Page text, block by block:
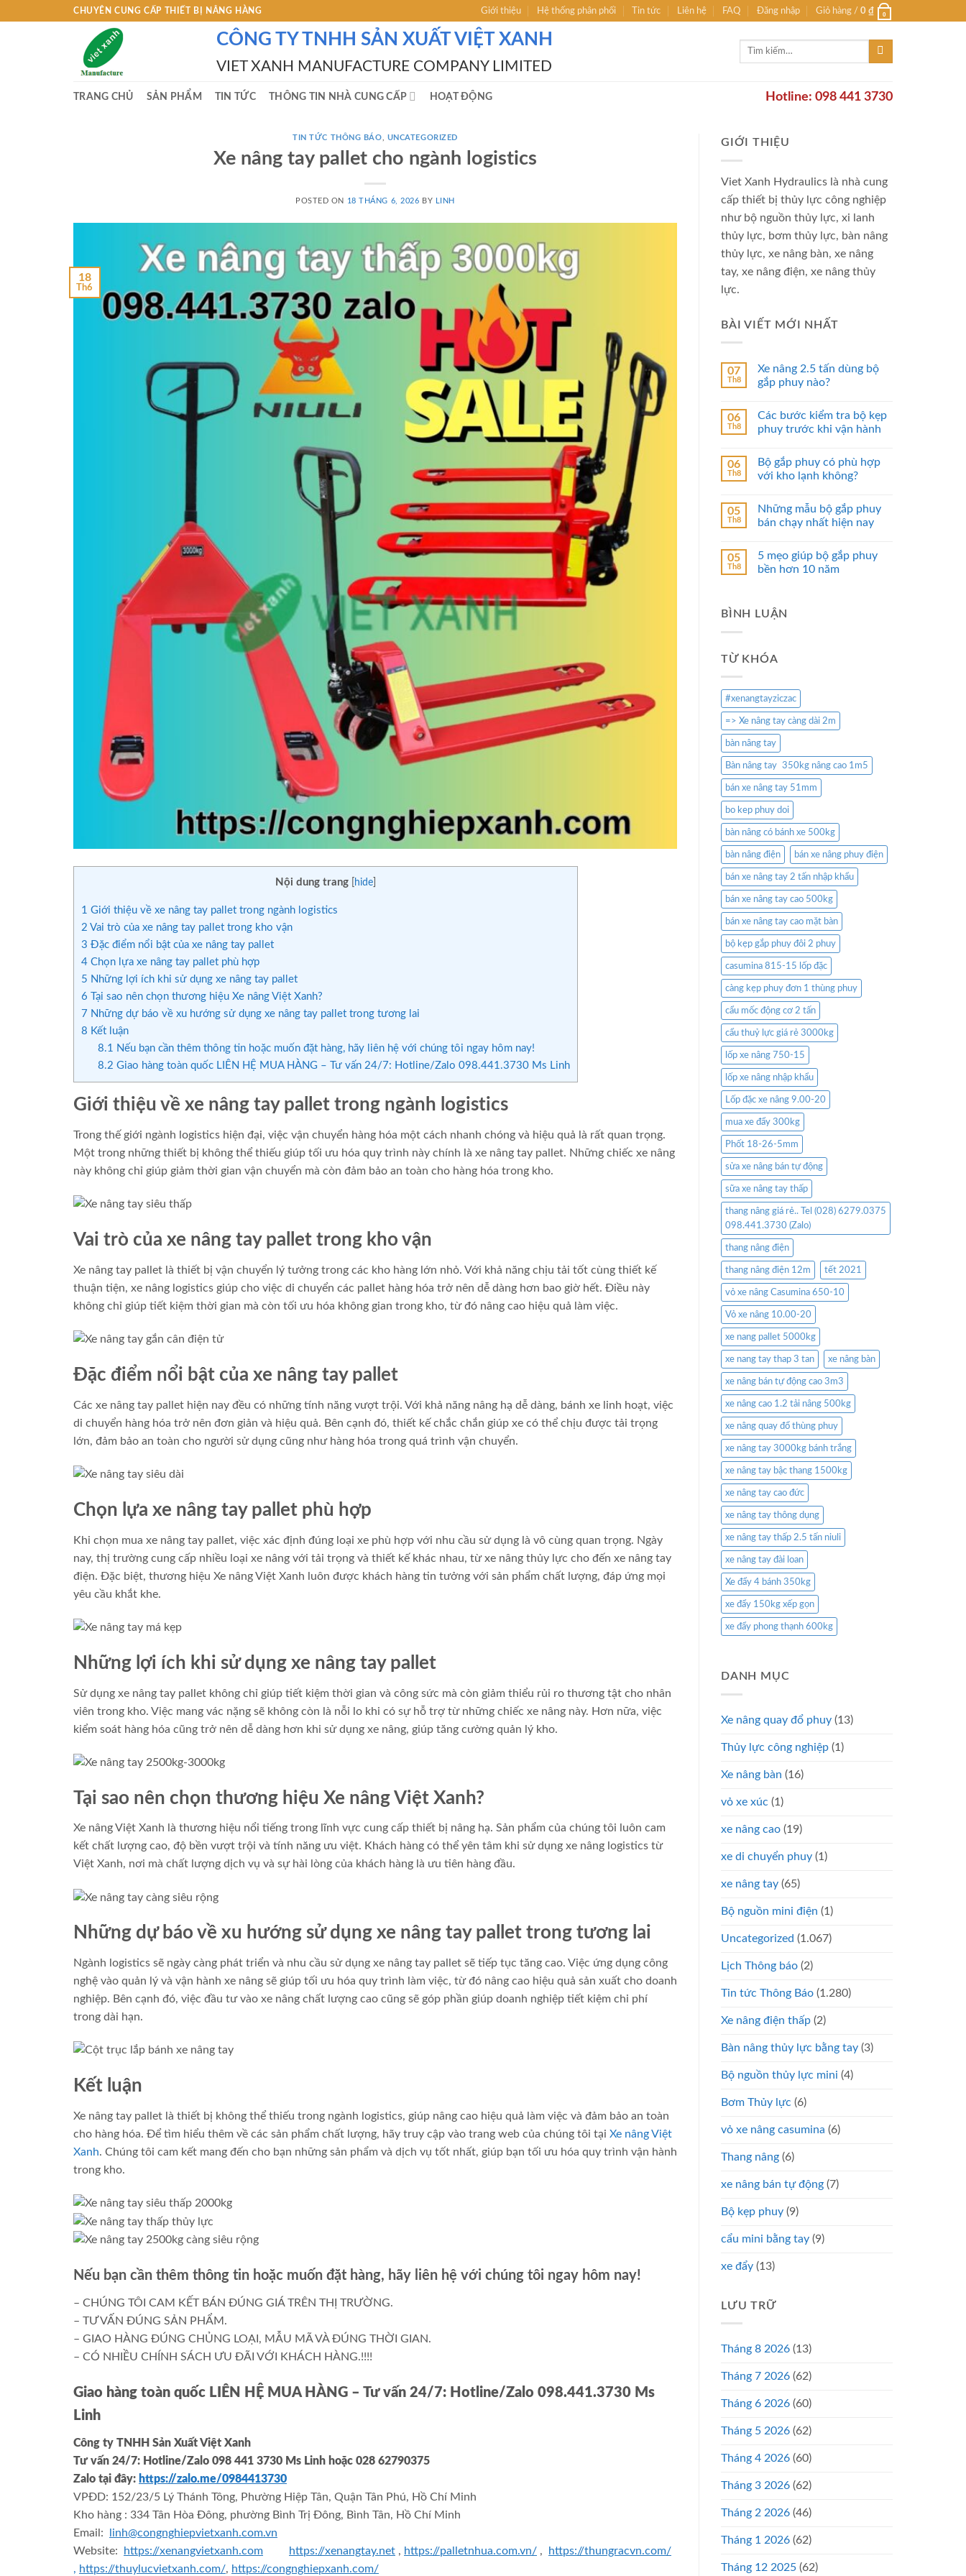
CHUYÊN CUNG CẤP THIẾT BỊ NÂNG HÀNG Giới thiệu Hệ thống phân phối Tin tức Liên hệ FAQ Đăng nhập Giỏ hàng / 0 ₫ 0
CÔNG TY TNHH SẢN XUẤT VIỆT XANH
VIET XANH MANUFACTURE COMPANY LIMITED
Tìm
TRANG CHỦ SẢN PHẨM TIN TỨC THÔNG TIN NHÀ CUNG CẤP HOẠT ĐỘNG Hotline: 098 441 3730
TIN TỨC THÔNG BÁO UNCATEGORIZED
Xe nâng tay pallet cho ngành logistics
POSTED ON 18 THÁNG 6, 2026 BY LINH
18
Th6
Nội dung trang hide
1 Giới thiệu về xe nâng tay pallet trong ngành logistics
2 Vai trò của xe nâng tay pallet trong kho vận
3 Đặc điểm nổi bật của xe nâng tay pallet
4 Chọn lựa xe nâng tay pallet phù hợp
5 Những lợi ích khi sử dụng xe nâng tay pallet
6 Tại sao nên chọn thương hiệu Xe nâng Việt Xanh?
7 Những dự báo về xu hướng sử dụng xe nâng tay pallet trong tương lai
8 Kết luận
8.1 Nếu bạn cần thêm thông tin hoặc muốn đặt hàng, hãy liên hệ với chúng tôi ngay hôm nay!
8.2 Giao hàng toàn quốc LIÊN HỆ MUA HÀNG – Tư vấn 24/7: Hotline/Zalo 098.441.3730 Ms Linh
Giới thiệu về xe nâng tay pallet trong ngành logistics
Trong thế giới ngành logistics hiện đại, việc vận chuyển hàng hóa một cách nhanh chóng và hiệu quả là rất quan trọng.
Một trong những thiết bị không thể thiếu giúp tối ưu hóa quy trình này chính là xe nâng tay pallet. Những chiếc xe nâng
này không chỉ giúp giảm thời gian vận chuyển mà còn đảm bảo an toàn cho hàng hóa trong kho.
Vai trò của xe nâng tay pallet trong kho vận
Xe nâng tay pallet là thiết bị vận chuyển lý tưởng trong các kho hàng lớn nhỏ. Với khả năng chịu tải tốt cùng thiết kế
thuận tiện, xe nâng logistics giúp cho việc di chuyển các pallet hàng hóa trở nên dễ dàng hơn bao giờ hết. Điều này
không chỉ giúp tiết kiệm thời gian mà còn tối ưu hóa không gian trong kho, từ đó nâng cao hiệu quả làm việc.
Đặc điểm nổi bật của xe nâng tay pallet
Các xe nâng tay pallet hiện nay đều có những tính năng vượt trội. Với khả năng nâng hạ dễ dàng, bánh xe linh hoạt, việc
di chuyển hàng hóa trở nên đơn giản và hiệu quả. Bên cạnh đó, thiết kế chắc chắn giúp xe có thể chịu được tải trọng
lớn, đảm bảo an toàn cho người sử dụng cũng như hàng hóa trong quá trình vận chuyển.
Chọn lựa xe nâng tay pallet phù hợp
Khi chọn mua xe nâng tay pallet, việc xác định đúng loại xe phù hợp với nhu cầu sử dụng là vô cùng quan trọng. Ngày
nay, thị trường cung cấp nhiều loại xe nâng với tải trọng và thiết kế khác nhau, từ xe nâng thủy lực cho đến xe nâng tay
điện. Đặc biệt, thương hiệu Xe nâng Việt Xanh luôn được khách hàng tin tưởng với sản phẩm chất lượng, đáp ứng mọi
yêu cầu khắt khe.
Những lợi ích khi sử dụng xe nâng tay pallet
Sử dụng xe nâng tay pallet không chỉ giúp tiết kiệm thời gian và công sức mà còn giảm thiểu rủi ro thương tật cho nhân
viên trong kho. Việc mang vác nặng sẽ không còn là nỗi lo khi có sự hỗ trợ từ những chiếc xe nâng này. Hơn nữa, việc
kiểm soát hàng hóa cũng trở nên dễ dàng hơn khi sử dụng xe nâng, giúp tăng cường quản lý kho.
Tại sao nên chọn thương hiệu Xe nâng Việt Xanh?
Xe nâng Việt Xanh là thương hiệu nổi tiếng trong lĩnh vực cung cấp thiết bị nâng hạ. Sản phẩm của chúng tôi luôn cam
kết chất lượng cao, độ bền vượt trội và tính năng ưu việt. Khách hàng có thể yên tâm khi sử dụng xe nâng logistics từ
Việt Xanh, nơi mà chất lượng dịch vụ và sự hài lòng của khách hàng là ưu tiên hàng đầu.
Những dự báo về xu hướng sử dụng xe nâng tay pallet trong tương lai
Ngành logistics sẽ ngày càng phát triển và nhu cầu sử dụng xe nâng tay pallet sẽ tiếp tục tăng cao. Việc ứng dụng công
nghệ vào quản lý và vận hành xe nâng sẽ giúp tối ưu hóa quy trình làm việc, từ đó nâng cao hiệu quả sản xuất cho doanh
nghiệp. Bên cạnh đó, việc đầu tư vào xe nâng chất lượng cao cũng sẽ góp phần giúp doanh nghiệp tiết kiệm chi phí
trong dài hạn.
Kết luận
Xe nâng tay pallet là thiết bị không thể thiếu trong ngành logistics, giúp nâng cao hiệu quả làm việc và đảm bảo an toàn
cho hàng hóa. Để tìm hiểu thêm về các sản phẩm chất lượng, hãy truy cập vào trang web của chúng tôi tại Xe nâng Việt
Xanh. Chúng tôi cam kết mang đến cho bạn những sản phẩm và dịch vụ tốt nhất, giúp bạn tối ưu hóa quy trình vận hành
trong kho.
Nếu bạn cần thêm thông tin hoặc muốn đặt hàng, hãy liên hệ với chúng tôi ngay hôm nay!
– CHÚNG TÔI CAM KẾT BÁN ĐÚNG GIÁ TRÊN THỊ TRƯỜNG.
– TƯ VẤN ĐÚNG SẢN PHẨM.
– GIAO HÀNG ĐÚNG CHỦNG LOẠI, MẪU MÃ VÀ ĐÚNG THỜI GIAN.
– CÓ NHIỀU CHÍNH SÁCH ƯU ĐÃI VỚI KHÁCH HÀNG.!!!!
Giao hàng toàn quốc LIÊN HỆ MUA HÀNG – Tư vấn 24/7: Hotline/Zalo 098.441.3730 Ms
Linh
Công ty TNHH Sản Xuất Việt Xanh
Tư vấn 24/7: Hotline/Zalo 098 441 3730 Ms Linh hoặc 028 62790375
Zalo tại đây: https://zalo.me/0984413730
VPĐD: 152/23/5 Lý Thánh Tông, Phường Hiệp Tân, Quận Tân Phú, Hồ Chí Minh
Kho hàng : 334 Tân Hòa Đông, phường Bình Trị Đông, Bình Tân, Hồ Chí Minh
Email:
linh@congnghiepvietxanh.com.vn
Website:
https://xenangvietxanh.com https://xenangtay.net , https://palletnhua.com.vn/ ,
https://thungracvn.com/
, https://thuylucvietxanh.com/, https://congnghiepxanh.com/
GIỚI THIỆU
Viet Xanh Hydraulics là nhà cung
cấp thiết bị thủy lực công nghiệp
như bộ nguồn thủy lực, xi lanh
thủy lực, bơm thủy lực, bàn nâng
thủy lực, xe nâng bàn, xe nâng
tay, xe nâng điện, xe nâng thủy
lực.
BÀI VIẾT MỚI NHẤT
07
Th8
Xe nâng 2.5 tấn dùng bộ
gắp phuy nào?
06
Th8
Các bước kiểm tra bộ kẹp
phuy trước khi vận hành
06
Th8
Bộ gắp phuy có phù hợp
với kho lạnh không?
05
Th8
Những mẫu bộ gắp phuy
bán chạy nhất hiện nay
05
Th8
5 mẹo giúp bộ gắp phuy
bền hơn 10 năm
BÌNH LUẬN
TỪ KHÓA
#xenangtayziczac
=> Xe nâng tay càng dài 2m
bàn nâng tay
Bàn nâng tay 350kg nâng cao 1m5
bán xe nâng tay 51mm
bo kep phuy doi
bàn nâng có bánh xe 500kg
bàn nâng điện bán xe nâng phuy điện
bán xe nâng tay 2 tấn nhập khẩu
bán xe nâng tay cao 500kg
bán xe nâng tay cao mặt bàn
bộ kẹp gắp phuy đôi 2 phuy
casumina 815-15 lốp đặc
càng kẹp phuy đơn 1 thùng phuy
cẩu mốc động cơ 2 tấn
cẩu thuỷ lực giá rẻ 3000kg
lốp xe nâng 750-15
lốp xe nâng nhập khẩu
Lốp đặc xe nâng 9.00-20
mua xe đẩy 300kg
Phốt 18-26-5mm
sửa xe nâng bán tự động
sữa xe nâng tay thấp
thang nâng giá rẻ.. Tel (028) 6279.0375
098.441.3730 (Zalo)
thang nâng điện
thang nâng điện 12m tết 2021
vỏ xe nâng Casumina 650-10
Vỏ xe nâng 10.00-20
xe nang pallet 5000kg
xe nang tay thap 3 tan xe nâng bàn
xe nâng bán tự động cao 3m3
xe nâng cao 1.2 tải nâng 500kg
xe nâng quay đổ thùng phuy
xe nâng tay 3000kg bánh trắng
xe nâng tay bậc thang 1500kg
xe nâng tay cao đức
xe nâng tay thông dụng
xe nâng tay thấp 2.5 tấn niuli
xe nâng tay đài loan
Xe đẩy 4 bánh 350kg
xe đẩy 150kg xếp gọn
xe đẩy phong thạnh 600kg
DANH MỤC
Xe nâng quay đổ phuy (13)
Thủy lực công nghiệp (1)
Xe nâng bàn (16)
vỏ xe xúc (1)
xe nâng cao (19)
xe di chuyển phuy (1)
xe nâng tay (65)
Bộ nguồn mini điện (1)
Uncategorized (1.067)
Lịch Thông báo (2)
Tin tức Thông Báo (1.280)
Xe nâng điện thấp (2)
Bàn nâng thủy lực bằng tay (3)
Bộ nguồn thủy lực mini (4)
Bơm Thủy lực (6)
vỏ xe nâng casumina (6)
Thang nâng (6)
xe nâng bán tự động (7)
Bộ kẹp phuy (9)
cẩu mini bằng tay (9)
xe đẩy (13)
LƯU TRỮ
Tháng 8 2026 (13)
Tháng 7 2026 (62)
Tháng 6 2026 (60)
Tháng 5 2026 (62)
Tháng 4 2026 (60)
Tháng 3 2026 (62)
Tháng 2 2026 (46)
Tháng 1 2026 (62)
Tháng 12 2025 (62)